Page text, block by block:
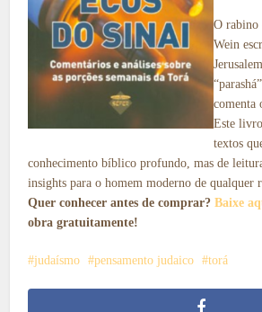
O rabino
Wein
comenta
Este
textos
conhecimento bíblico profundo, mas de
insights para o homem moderno de qualquer
Quer conhecer antes de comprar?Baixe
obra gratuitamente!
judaísmo pensamento judaico torá